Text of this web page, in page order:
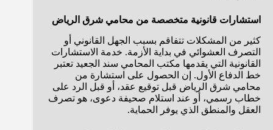
استشارات قانونية متخصصة من محامي شرق الرياض
كثير من المشكلات تتفاقم بسبب الجهل القانوني أو
التصرف العشوائي في بداية الأزمة. خدمة الاستشارات
القانونية التي يقدمها مكتب المحامي سند الجعيد تعتبر
خط الدفاع الأول. إن الحصول على استشارة من
محامي شرق الرياض قبل توقيع عقد، أو قبل الرد على
خطاب رسمي، أو عند استلام صحيفة دعوى، هو تصرف
العقل والمنطق الذي يوفر الحماية.